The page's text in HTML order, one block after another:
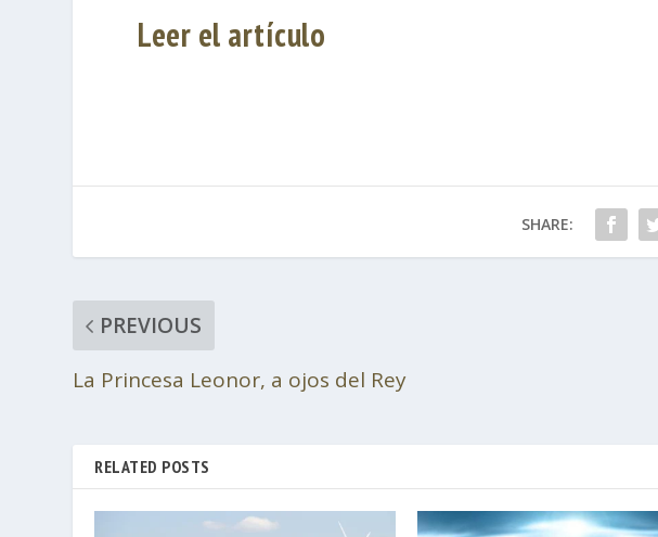
Leer el artículo
SHARE:
PREVIOUS
La Princesa Leonor, a ojos del Rey
RELATED POSTS